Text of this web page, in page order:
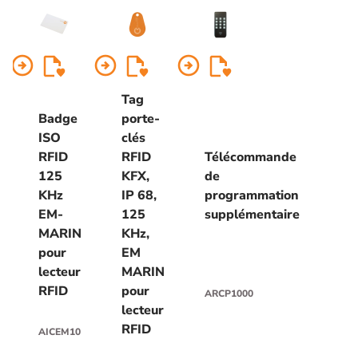
arrow_circle_right
Badge
ISO
RFID
125
KHz
EM-
MARIN
pour
lecteur
RFID
AICEM10
arrow_circle_right
Tag
porte-
clés
RFID
KFX,
IP 68,
125
KHz,
EM
MARIN
pour
lecteur
RFID
arrow_circle_right
Télécommande
de
programmation
supplémentaire
ARCP1000